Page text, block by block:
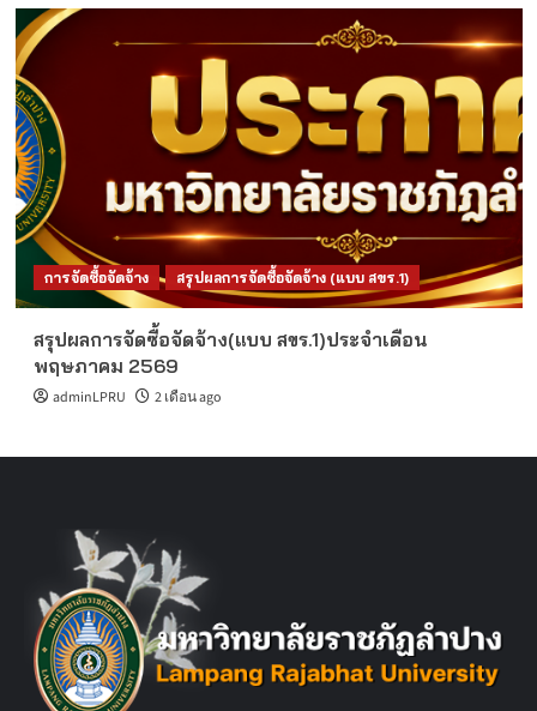
การจัดซื้อจัดจ้าง สรุปผลการจัดซื้อจัดจ้าง (แบบ สขร.1)
สรุปผลการจัดซื้อจัดจ้าง(แบบ สขร.1)ประจำเดือน
พฤษภาคม 2569
adminLPRU 2 เดือน ago